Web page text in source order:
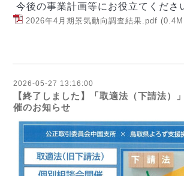
今後の事業計画等にお役立てくださ
2026年4月期景気動向調査結果.pdf
2026-05-27 13:16:00
【終了しました】「取適法（下請法）
催のお知らせ